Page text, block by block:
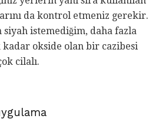
da kontrol etmeniz gerekir.
siyah istemediğim, daha fazla
kadar okside olan bir cazibesi
cilalı.